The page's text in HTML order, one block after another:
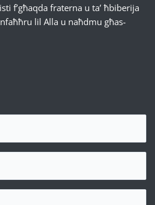
f’għaqda fraterna u ta’ ħbiberija
lil Alla u naħdmu għas-